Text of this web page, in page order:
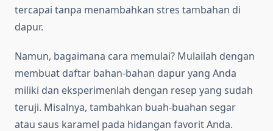
tercapai tanpa menambahkan stres tambahan di
dapur.
Namun, bagaimana cara memulai? Mulailah dengan
membuat daftar bahan-bahan dapur yang Anda
miliki dan eksperimenlah dengan resep yang sudah
teruji. Misalnya, tambahkan buah-buahan segar
atau saus karamel pada hidangan favorit Anda.